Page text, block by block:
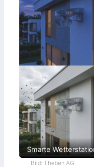
Smarte
Bild: Theben AG